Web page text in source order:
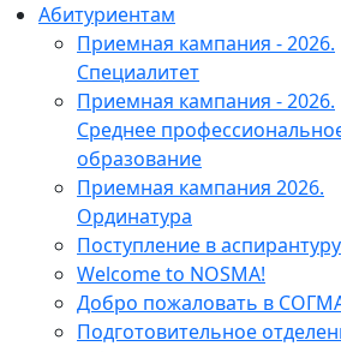
Абитуриентам
Приемная кампания - 2026.
Специалитет
Приемная кампания - 2026.
Среднее
образование
Приемная кампания 2026.
Ординатура
Поступление в аспирантуру
Welcome to NOSMA!
Добро пожаловать в
Подготовительное